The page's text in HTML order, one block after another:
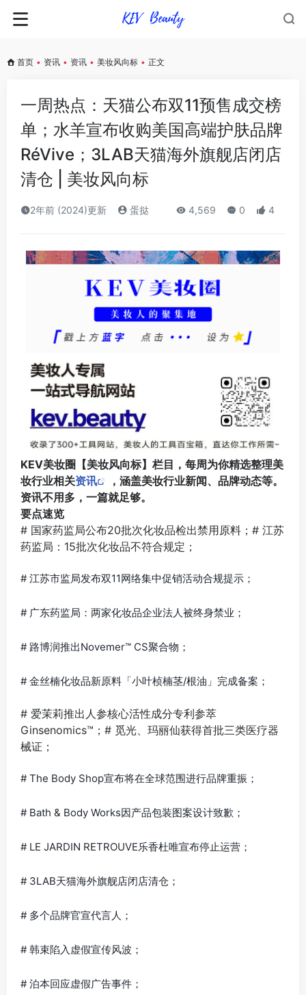
首页 • 资讯 • 资讯 • 美妆风向标 • 正文
一周热点：天猫公布双11预售成交榜
单；水羊宣布收购美国高端护肤品牌
RéVive；3LAB天猫海外旗舰店闭店
清仓 | 美妆风向标
2年前 (2024)更新 蛋挞 4,569 0 4
KEV美妆圈【美妆风向标】栏目，每周为你精选整理美
妆行业相关资讯
，涵盖美妆行业新闻、品牌动态等。
资讯不用多，一篇就足够。
要点速览
# 国家药监局公布20批次化妆品检出禁用原料；# 江苏
药监局：15批次化妆品不符合规定；
# 江苏市监局发布双11网络集中促销活动合规提示；
# 广东药监局：两家化妆品企业法人被终身禁业；
# 路博润推出Novemer™ CS聚合物；
# 金丝楠化妆品新原料「小叶桢楠茎/根油」完成备案；
# 爱茉莉推出人参核心活性成分专利参萃
Ginsenomics™；# 觅光、玛丽仙获得首批三类医疗器
械证；
# The Body Shop宣布将在全球范围进行品牌重振；
# Bath & Body Works因产品包装图案设计致歉；
# LE JARDIN RETROUVE乐香杜唯宣布停止运营；
# 3LAB天猫海外旗舰店闭店清仓；
# 多个品牌官宣代言人；
# 韩束陷入虚假宣传风波；
# 泊本回应虚假广告事件；